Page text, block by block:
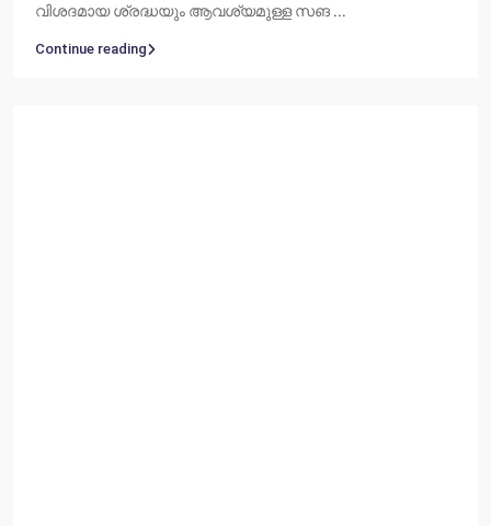
വിശദമായ ശ്രദ്ധയും ആവശ്യമുള്ള സങ ...
Continue reading